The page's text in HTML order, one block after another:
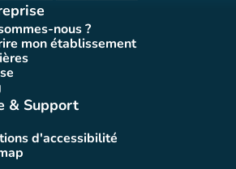
nous ?
(nouvel onglet)
mon établissement
(nouvel onglet)
(nouvel onglet)
onglet)
onglet)
& Support
onglet)
d'accessibilité
(nouvel onglet)
onglet)